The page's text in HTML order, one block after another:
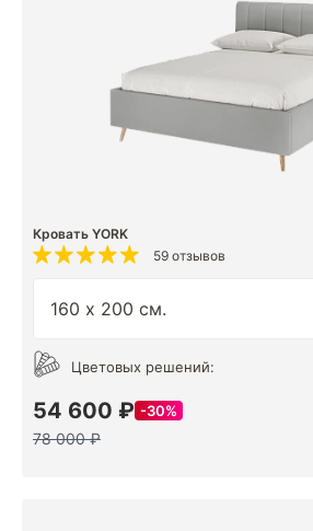
Кровать YORK
59 отзывов
Цветовых решений:
54 600 ₽ 30%
78 000 ₽